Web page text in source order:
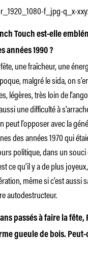
Touch est-elle
années 1990 ?
une fraîcheur, une
malgré le sida, on
légères, très loin de
une difficulté à
peut l’opposer avec la
des années 1970 qui
politique, dans un souci
ce qu’il y a de plus
même si c’est aussi
autodestructeur.
passés à faire la fête,
gueule de bois.